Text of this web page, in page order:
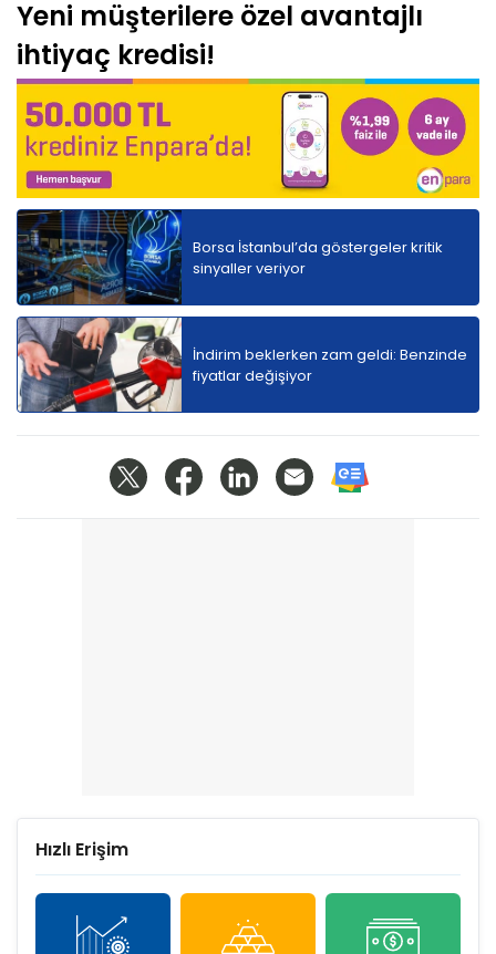
Yeni müşterilere özel avantajlı
ihtiyaç kredisi!
Borsa İstanbul’da göstergeler kritik
sinyaller veriyor
İndirim beklerken zam geldi: Benzinde
fiyatlar değişiyor
Hızlı Erişim